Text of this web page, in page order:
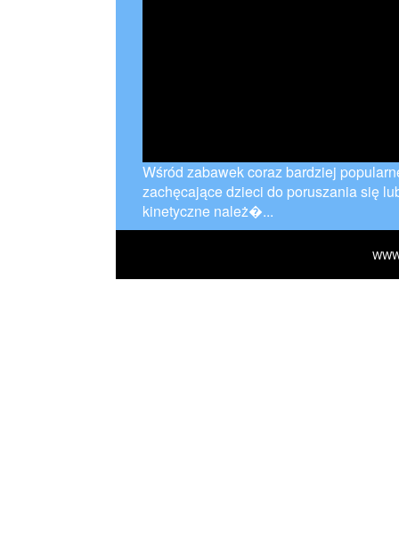
Wśród zabawek coraz bardziej
zachęcające dzieci do poruszania się
kinetyczne należ�...